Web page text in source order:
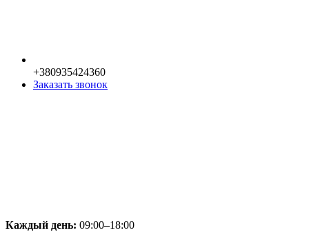
+380935424360
Заказать звонок
Каждый день: 09:00–18:00